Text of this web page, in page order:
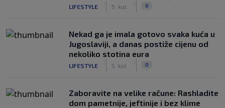
LIFESTYLE 5. kol. 0
Nekad ga je imala gotovo svaka kuća u
Jugoslaviji, a danas postiže cijenu od
nekoliko stotina eura
LIFESTYLE 5. kol. 0
Zaboravite na velike račune: Rashladite
dom pametnije, jeftinije i bez klime